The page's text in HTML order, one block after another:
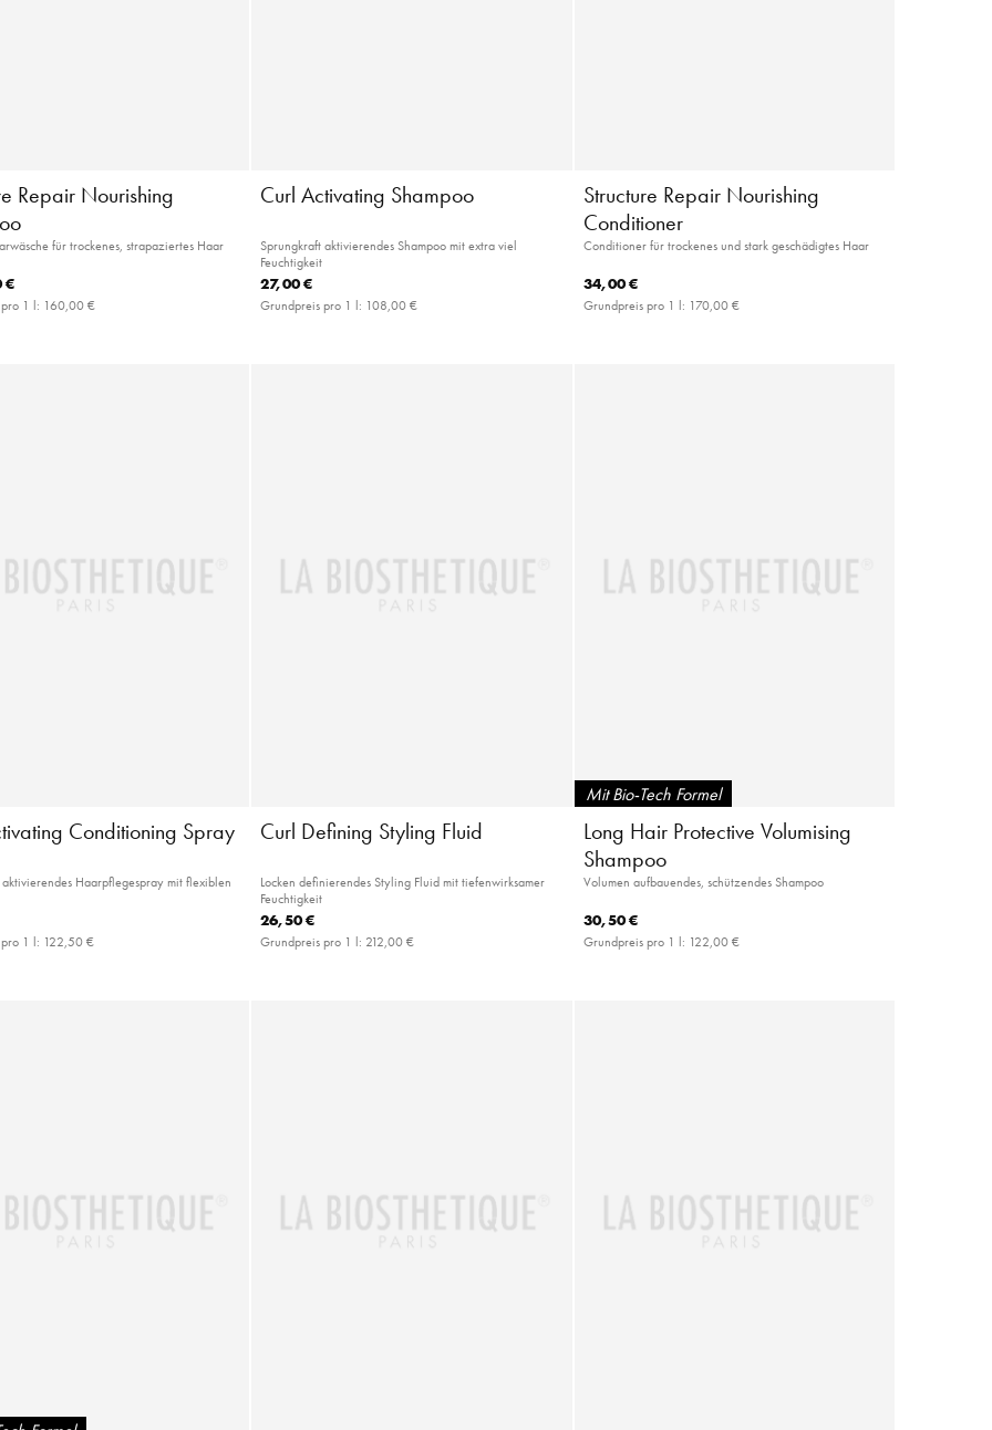
Repair Nourishing
für trockenes, strapaziertes Haar
€
1 l: 160,00 €
Curl Activating Shampoo
Sprungkraft aktivierendes Shampoo mit extra viel
Feuchtigkeit
27,00 €
Grundpreis pro 1 l: 108,00 €
Structure Repair Nourishing
Conditioner
Conditioner für trockenes und stark geschädigtes Haar
34,00 €
Grundpreis pro 1 l: 170,00 €
Conditioning Spray
Haarpflegespray mit flexiblen
1 l: 122,50 €
Curl Defining Styling Fluid
Locken definierendes Styling Fluid mit tiefenwirksamer
Feuchtigkeit
26,50 €
Grundpreis pro 1 l: 212,00 €
Mit Bio-Tech Formel
Long Hair Protective Volumising
Shampoo
Volumen aufbauendes, schützendes Shampoo
30,50 €
Grundpreis pro 1 l: 122,00 €